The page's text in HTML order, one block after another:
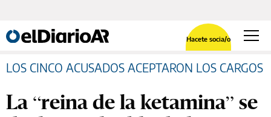
Hacete socia/o
LOS CINCO ACUSADOS ACEPTARON LOS CARGOS
La “reina de la ketamina” se